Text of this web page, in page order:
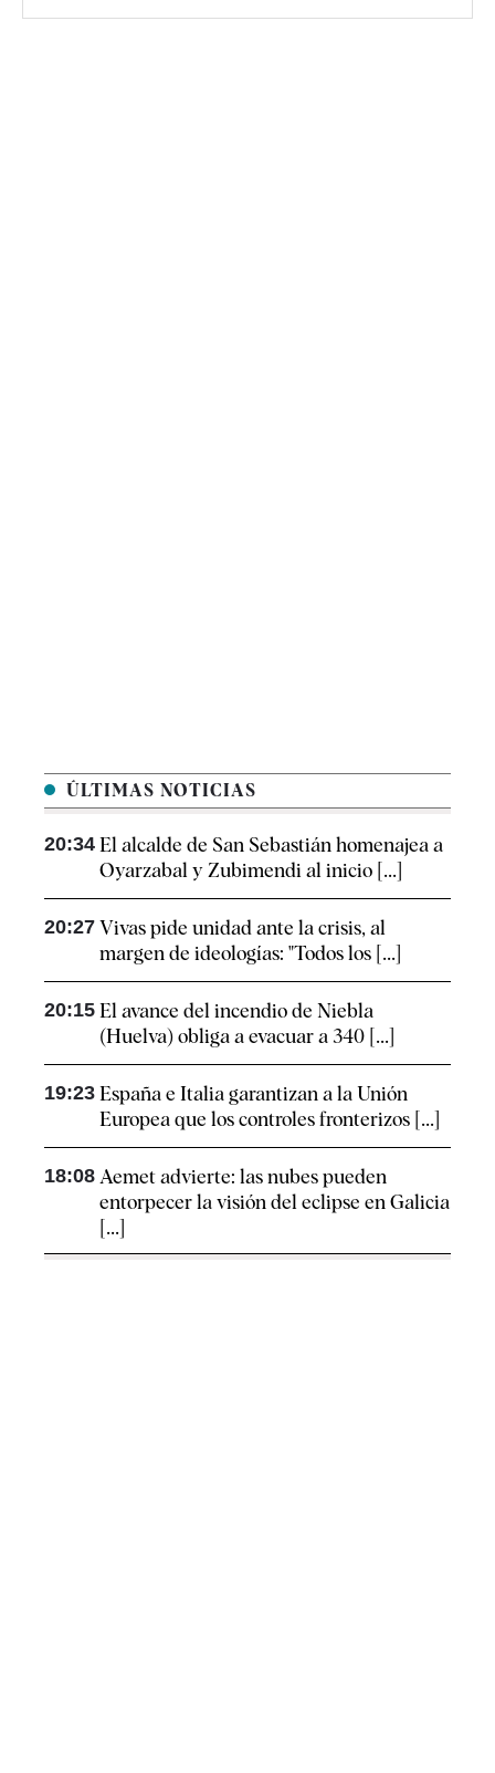
ÚLTIMAS NOTICIAS
20:34 El alcalde de San Sebastián homenajea a
Oyarzabal y Zubimendi al inicio [...]
20:27 Vivas pide unidad ante la crisis, al
margen de ideologías: "Todos los [...]
20:15 El avance del incendio de Niebla
(Huelva) obliga a evacuar a 340 [...]
19:23 España e Italia garantizan a la Unión
Europea que los controles fronterizos [...]
18:08 Aemet advierte: las nubes pueden
entorpecer la visión del eclipse en Galicia
[...]